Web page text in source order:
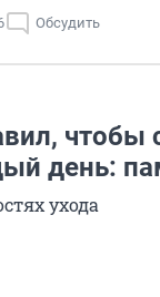
Обсудить
чтобы
день:
ухода